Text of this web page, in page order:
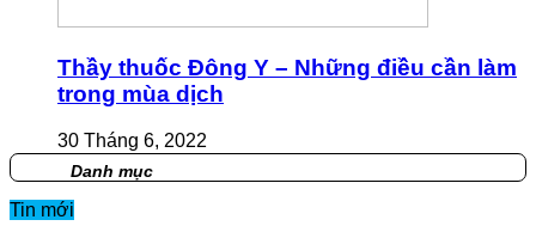
Thầy thuốc Đông Y – Những điều cần làm
trong mùa dịch
30 Tháng 6, 2022
Danh mục
Tin mới